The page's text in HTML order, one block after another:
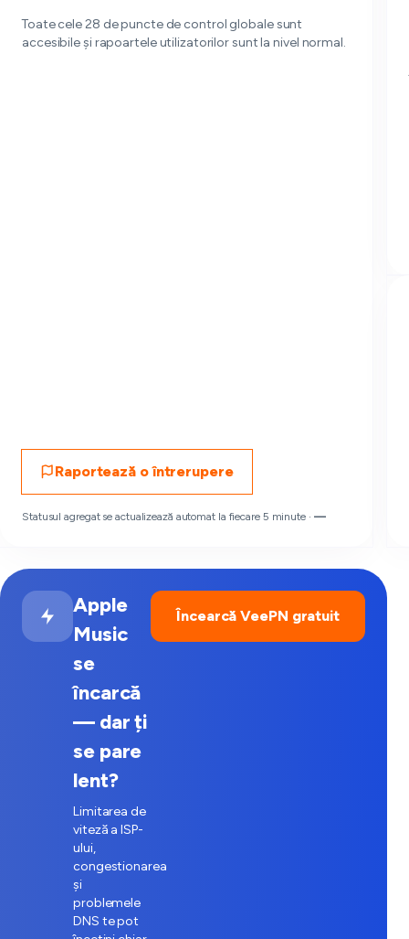
Toate cele 28 de puncte de control globale sunt
accesibile și rapoartele utilizatorilor sunt la nivel normal.
Raportează o întrerupere
Statusul agregat se actualizează automat la fiecare 5 minute · —
Apple
Music
se
încarcă
— dar ți
se pare
lent?
Limitarea de
viteză a ISP-
ului,
congestionarea
și
problemele
DNS te pot
Încearcă VeePN gratuit